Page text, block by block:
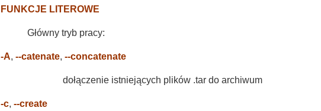
FUNKCJE LITEROWE
Główny tryb pracy:
-A, --catenate, --concatenate
dołączenie istniejących plików .tar do archiwum
-c, --create